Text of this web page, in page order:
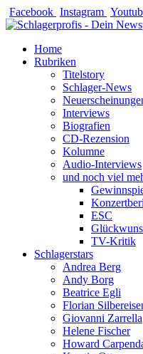
Zum
Inhalt
Facebook Instagram
Home
Rubriken
Titelstory
Schlager-News
Interviews
Biografien
CD-Rezension
Kolumne
Audio-Interviews
und noch viel
ESC
TV-Kritik
Schlagerstars
Andrea Berg
Andy Borg
Beatrice Egli
Florian
Giovanni Zarrella
Helene Fischer
Howard